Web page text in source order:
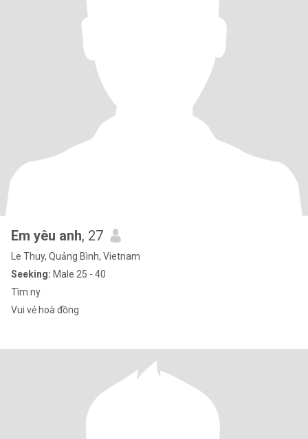
Em yêu anh, 27
Le Thuy, Quảng Bình, Vietnam
Seeking: Male 25 - 40
Tìm ny
Vui vẻ hoà đồng